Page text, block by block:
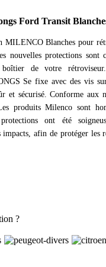
Ford Transit
MILENCO Blanches pour
nouvelles protections sont
de votre
Se fixe avec des vis
et sécurisé. Conforme aux
produits Milenco sont
ont été
impacts, afin de protéger les
?